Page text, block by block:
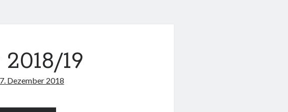
19
7. Dezember 2018